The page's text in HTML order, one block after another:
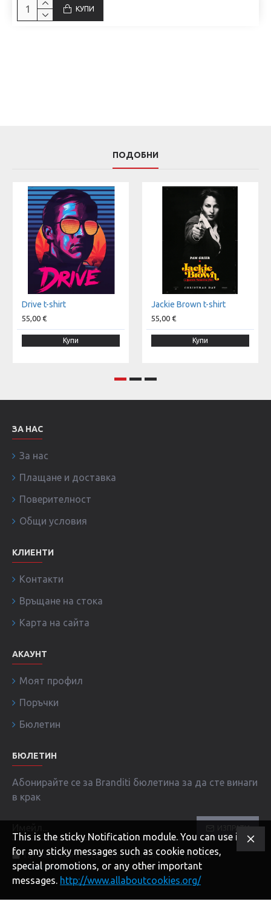
КУПИ
ПОДОБНИ
Drive t-shirt
55,00 €
Купи
Jackie Brown t-shirt
55,00 €
Купи
ЗА НАС
За нас
Плащане и доставка
Поверителност
Общи условия
КЛИЕНТИ
Контакти
Връщане на стока
Карта на сайта
АКАУНТ
Моят профил
Поръчки
Бюлетин
БЮЛЕТИН
Абонирайте се за Branditi бюлетина за да сте винаги
в крак
ИЗПРАТИ
Прочел съм и съм съгласен с условията в страница
Поверителност !
This is the sticky Notification module. You can use it
for any sticky messages such as cookie notices,
special promotions, or any other important
messages. http://www.allaboutcookies.org/